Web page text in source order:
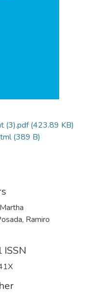
(3).pdf(423.89 KB)
(389 B)
Ramiro
ISSN